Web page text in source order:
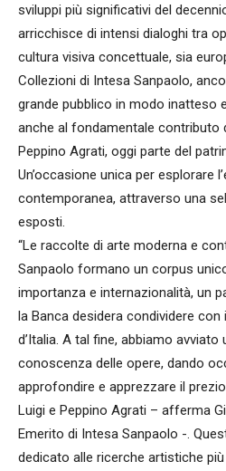
sviluppi più significativi del
arricchisce di intensi dialoghi tra
cultura visiva concettuale, sia
Collezioni di Intesa Sanpaolo,
grande pubblico in modo inatteso
anche al fondamentale contributo
Peppino Agrati, oggi parte del
Un’occasione unica per esplorare
contemporanea, attraverso una
esposti.
“Le raccolte di arte moderna e
Sanpaolo formano un corpus
importanza e internazionalità, un
la Banca desidera condividere con
d’Italia. A tal fine, abbiamo
conoscenza delle opere, dando
approfondire e apprezzare il
Luigi e Peppino Agrati – afferma
Emerito di Intesa Sanpaolo -.
dedicato alle ricerche artistiche